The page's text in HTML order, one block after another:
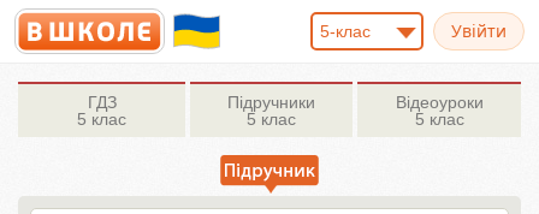
5-клас
ГДЗ
5 клас
Підручники
5 клас
Відеоуроки
5 клас